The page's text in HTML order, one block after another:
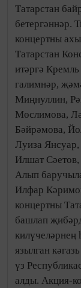
Татарстан
бетергәннәр.
концертны
Татарстан
итәргә
галимнәр,
Миңнуллин,
Мөслимова,
Бәйрәмова,
Луиза
Илшат
Алып
Илфар
концертны
башлап
килүчеләрнең
язылган
үз
алды. Акция-